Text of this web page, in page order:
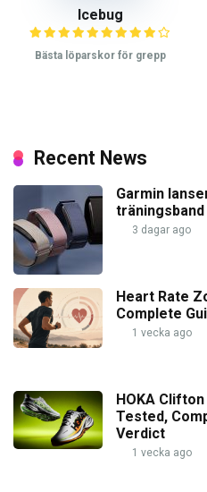
Icebug
Bästa löparskor för grepp
Recent News
Garmin
3 dagar ago
Heart Rate
Complete
1 vecka ago
HOKA
Tested,
Verdict
1 vecka ago